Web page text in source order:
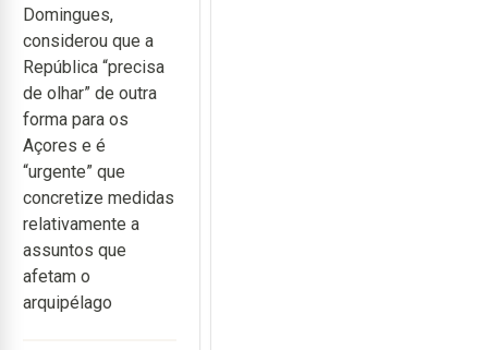
Domingues,
considerou que a
República “precisa
de olhar” de outra
forma para os
Açores e é
“urgente” que
concretize medidas
relativamente a
assuntos que
afetam o
arquipélago